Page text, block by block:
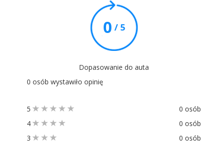
0 / 5
Dopasowanie do auta
0 osób wystawiło opinię
5
0 osób
4
0 osób
3
0 osób